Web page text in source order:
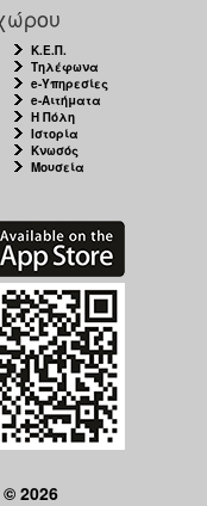
Κ.Ε.Π.
Τηλέφωνα
e-Υπηρεσίες
e-Αιτήματα
Η Πόλη
Ιστορία
Κνωσός
Μουσεία
2026